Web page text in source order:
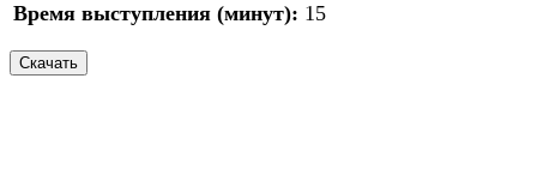
Время выступления (минут): 15